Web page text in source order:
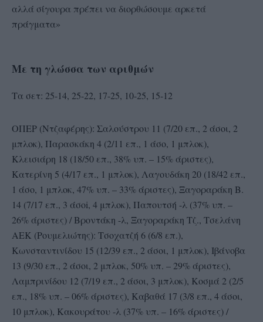
αλλά σίγουρα πρέπει να διορθώσουμε αρκετά
πράγματα»
Με τη γλώσσα των αριθμών
Τα σετ: 25-14, 25-22, 17-25, 10-25, 15-12
ΟΠΕΡ (Ντζαφέρης): Σαλούστρου 11 (7/20 επ., 2 άσοι, 2
μπλοκ), Παρασκάκη 4 (2/11 επ., 1 άσο, 1 μπλοκ),
Κλεισιάρη 18 (18/50 επ., 38% υπ. – 15% άριστες),
Κατερίνη 5 (4/17 επ., 1 μπλοκ), Λαγουδάκη 20 (18/42 επ.,
1 άσο, 1 μπλοκ, 47% υπ. – 33% άριστες), Ξαγοραράκη Β.
14 (7/17 επ., 3 άσοi, 4 μπλοκ), Παπουτσή -λ (37% υπ. –
26% άριστες) / Βροντάκη -λ, Ξαγοραράκη Τζ., Τσελάνη
ΑΕΚ (Ρουμελιώτης): Τσοχατζή 6 (6/8 επ.),
Κωνσταντινίδου 15 (12/39 επ., 2 άσοι, 1 μπλοκ), Ιβάνοβα
13 (9/30 επ., 2 άσοι, 2 μπλοκ, 50% υπ. – 29% άριστες),
Λαμπρινίδου 12 (7/19 επ., 2 άσοι, 3 μπλοκ), Κοσμά 2 (2/5
επ., 18% υπ. – 06% άριστες), Καβαθά 17 (3/8 επ., 4 άσοι,
10 μπλοκ), Κακουράτου -λ (37% υπ. – 16% άριστες) /